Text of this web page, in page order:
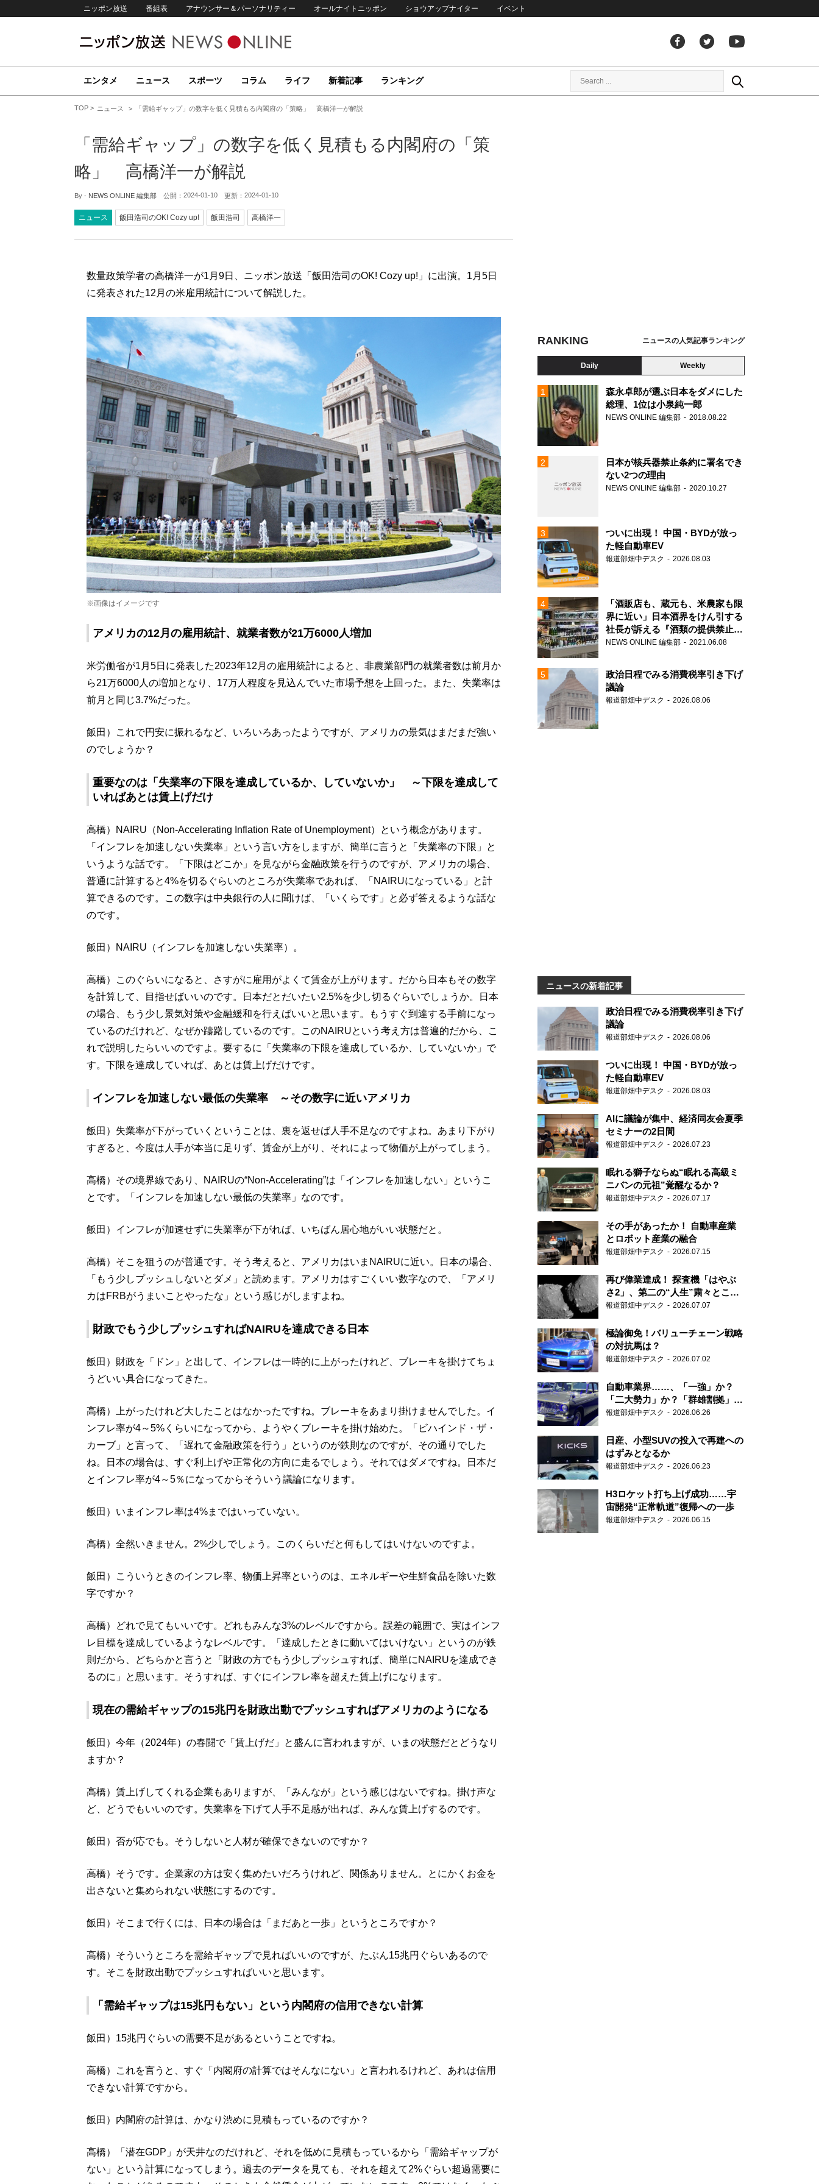
ニッポン放送 番組表 アナウンサー＆パーソナリティー オールナイトニッポン ショウアップナイター イベント
エンタメ ニュース スポーツ コラム ライフ 新着記事 ランキング
TOP ニュース 「需給ギャップ」の数字を低く見積もる内閣府の「策略」 高橋洋一が解説
「需給ギャップ」の数字を低く見積もる内閣府の「策
略」 高橋洋一が解説
By - NEWS ONLINE 編集部 公開： 2024-01-10 更新： 2024-01-10
ニュース 飯田浩司のOK! Cozy up! 飯田浩司 高橋洋一
数量政策学者の高橋洋一が1月9日、ニッポン放送「飯田浩司のOK! Cozy up!」に出演。1月5日
に発表された12月の米雇用統計について解説した。
※画像はイメージです
アメリカの12月の雇用統計、就業者数が21万6000人増加
米労働省が1月5日に発表した2023年12月の雇用統計によると、非農業部門の就業者数は前月か
ら21万6000人の増加となり、17万人程度を見込んでいた市場予想を上回った。また、失業率は
前月と同じ3.7%だった。
飯田）これで円安に振れるなど、いろいろあったようですが、アメリカの景気はまだまだ強い
のでしょうか？
重要なのは「失業率の下限を達成しているか、していないか」 ～下限を達成して
いればあとは賃上げだけ
高橋）NAIRU（Non-Accelerating Inflation Rate of Unemployment）という概念があります。
「インフレを加速しない失業率」という言い方をしますが、簡単に言うと「失業率の下限」と
いうような話です。「下限はどこか」を見ながら金融政策を行うのですが、アメリカの場合、
普通に計算すると4%を切るぐらいのところが失業率であれば、「NAIRUになっている」と計
算できるのです。この数字は中央銀行の人に聞けば、「いくらです」と必ず答えるような話な
のです。
飯田）NAIRU（インフレを加速しない失業率）。
高橋）このぐらいになると、さすがに雇用がよくて賃金が上がります。だから日本もその数字
を計算して、目指せばいいのです。日本だとだいたい2.5%を少し切るぐらいでしょうか。日本
の場合、もう少し景気対策や金融緩和を行えばいいと思います。もうすぐ到達する手前になっ
ているのだけれど、なぜか躊躇しているのです。このNAIRUという考え方は普遍的だから、こ
れで説明したらいいのですよ。要するに「失業率の下限を達成しているか、していないか」で
す。下限を達成していれば、あとは賃上げだけです。
インフレを加速しない最低の失業率 ～その数字に近いアメリカ
飯田）失業率が下がっていくということは、裏を返せば人手不足なのですよね。あまり下がり
すぎると、今度は人手が本当に足りず、賃金が上がり、それによって物価が上がってしまう。
高橋）その境界線であり、NAIRUの“Non-Accelerating”は「インフレを加速しない」というこ
とです。「インフレを加速しない最低の失業率」なのです。
飯田）インフレが加速せずに失業率が下がれば、いちばん居心地がいい状態だと。
高橋）そこを狙うのが普通です。そう考えると、アメリカはいまNAIRUに近い。日本の場合、
「もう少しプッシュしないとダメ」と読めます。アメリカはすごくいい数字なので、「アメリ
カはFRBがうまいことやったな」という感じがしますよね。
財政でもう少しプッシュすればNAIRUを達成できる日本
飯田）財政を「ドン」と出して、インフレは一時的に上がったけれど、ブレーキを掛けてちょ
うどいい具合になってきた。
高橋）上がったけれど大したことはなかったですね。ブレーキをあまり掛けませんでした。イ
ンフレ率が4～5%くらいになってから、ようやくブレーキを掛け始めた。「ビハインド・ザ・
カーブ」と言って、「遅れて金融政策を行う」というのが鉄則なのですが、その通りでした
ね。日本の場合は、すぐ利上げや正常化の方向に走るでしょう。それではダメですね。日本だ
とインフレ率が4～5％になってからそういう議論になります。
飯田）いまインフレ率は4%まではいっていない。
高橋）全然いきません。2%少しでしょう。このくらいだと何もしてはいけないのですよ。
飯田）こういうときのインフレ率、物価上昇率というのは、エネルギーや生鮮食品を除いた数
字ですか？
高橋）どれで見てもいいです。どれもみんな3%のレベルですから。誤差の範囲で、実はインフ
レ目標を達成しているようなレベルです。「達成したときに動いてはいけない」というのが鉄
則だから、どちらかと言うと「財政の方でもう少しプッシュすれば、簡単にNAIRUを達成でき
るのに」と思います。そうすれば、すぐにインフレ率を超えた賃上げになります。
現在の需給ギャップの15兆円を財政出動でプッシュすればアメリカのようになる
飯田）今年（2024年）の春闘で「賃上げだ」と盛んに言われますが、いまの状態だとどうなり
ますか？
高橋）賃上げしてくれる企業もありますが、「みんなが」という感じはないですね。掛け声な
ど、どうでもいいのです。失業率を下げて人手不足感が出れば、みんな賃上げするのです。
飯田）否が応でも。そうしないと人材が確保できないのですか？
高橋）そうです。企業家の方は安く集めたいだろうけれど、関係ありません。とにかくお金を
出さないと集められない状態にするのです。
飯田）そこまで行くには、日本の場合は「まだあと一歩」というところですか？
高橋）そういうところを需給ギャップで見ればいいのですが、たぶん15兆円ぐらいあるので
す。そこを財政出動でプッシュすればいいと思います。
「需給ギャップは15兆円もない」という内閣府の信用できない計算
飯田）15兆円ぐらいの需要不足があるということですね。
高橋）これを言うと、すぐ「内閣府の計算ではそんなにない」と言われるけれど、あれは信用
できない計算ですから。
飯田）内閣府の計算は、かなり渋めに見積もっているのですか？
高橋）「潜在GDP」が天井なのだけれど、それを低めに見積もっているから「需給ギャップが
ない」という計算になってしまう。過去のデータを見ても、それを超えて2%ぐらい超過需要に
RANKING ニュースの人気記事ランキング
Daily Weekly
森永卓郎が選ぶ日本をダメにした
総理、1位は小泉純一郎
NEWS ONLINE 編集部 2018.08.22
日本が核兵器禁止条約に署名でき
ない2つの理由
NEWS ONLINE 編集部 2020.10.27
ついに出現！ 中国・BYDが放っ
た軽自動車EV
報道部畑中デスク 2026.08.03
「酒販店も、蔵元も、米農家も限
界に近い」日本酒界をけん引する
社長が訴える『酒類の提供禁止』
策の大打撃
NEWS ONLINE 編集部 2021.06.08
政治日程でみる消費税率引き下げ
議論
報道部畑中デスク 2026.08.06
ニュースの新着記事
政治日程でみる消費税率引き下げ
議論
報道部畑中デスク 2026.08.06
ついに出現！ 中国・BYDが放っ
た軽自動車EV
報道部畑中デスク 2026.08.03
AIに議論が集中、経済同友会夏季
セミナーの2日間
報道部畑中デスク 2026.07.23
眠れる獅子ならぬ“眠れる高級ミ
ニバンの元祖”覚醒なるか？
報道部畑中デスク 2026.07.17
その手があったか！ 自動車産業
とロボット産業の融合
報道部畑中デスク 2026.07.15
再び偉業達成！ 探査機「はやぶ
さ2」、第二の“人生”粛々とこな
す
報道部畑中デスク 2026.07.07
極論御免！バリューチェーン戦略
の対抗馬は？
報道部畑中デスク 2026.07.02
自動車業界……、「一強」か？
「二大勢力」か？「群雄割拠」
か？
報道部畑中デスク 2026.06.26
日産、小型SUVの投入で再建への
はずみとなるか
報道部畑中デスク 2026.06.23
H3ロケット打ち上げ成功……宇
宙開発“正常軌道”復帰への一歩
報道部畑中デスク 2026.06.15